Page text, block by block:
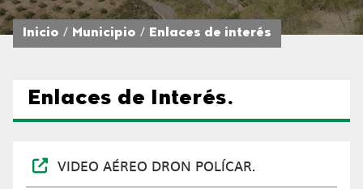
Inicio Municipio Enlaces de interés
Enlaces de Interés.
VIDEO AÉREO DRON POLÍCAR.